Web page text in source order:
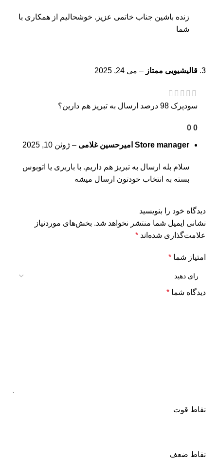
زنده باشین جناب خاتمی عزیز. خوشحالیم از همکاری با
شما
قالیشیویی ممتاز – می 24, 2025
سودپرک 98 درصد ارسال به تبریز هم دارین؟
0
0
Store manager امیرحسین غلامی – ژوئن 10, 2025
سلام بله ارسال به تبریز هم داریم. با باربری یا اتوبوس
بسته به انتخاب خودتون ارسال میشه
دیدگاه خود را بنویسید
نشانی ایمیل شما منتشر نخواهد شد. بخش‌های موردنیاز
علامت‌گذاری شده‌اند *
امتیاز شما *
دیدگاه شما *
نقاط قوت
نقاط ضعف